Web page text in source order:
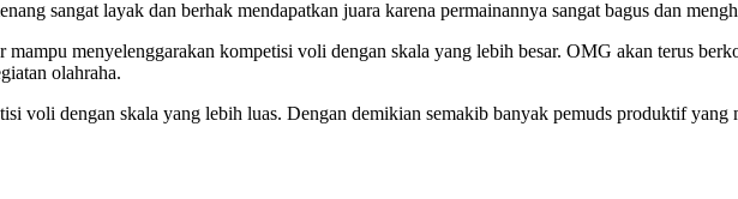
sangat layak dan berhak mendapatkan juara karena permainannya sangat bagus dan
menyelenggarakan kompetisi voli dengan skala yang lebih besar. OMG akan terus
olahraha.
voli dengan skala yang lebih luas. Dengan demikian semakib banyak pemuds produktif